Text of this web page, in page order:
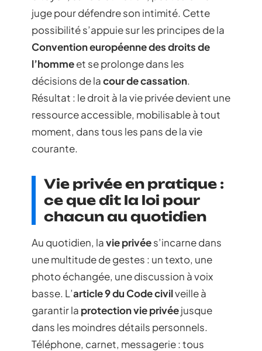
juge pour défendre son intimité. Cette
possibilité s’appuie sur les principes de la
Convention européenne des droits de
l’hommeet se prolonge dans les
décisions de lacour de cassation.
Résultat : le droit à la vie privée devient une
ressource accessible, mobilisable à tout
moment, dans tous les pans de la vie
courante.
Vie privée en pratique :
ce que dit la loi pour
chacun au quotidien
Au quotidien, lavie privées’incarne dans
une multitude de gestes : un texto, une
photo échangée, une discussion à voix
basse. L’article 9 du Code civilveille à
garantir la protection vie privéejusque
dans les moindres détails personnels.
Téléphone, carnet, messagerie : tous